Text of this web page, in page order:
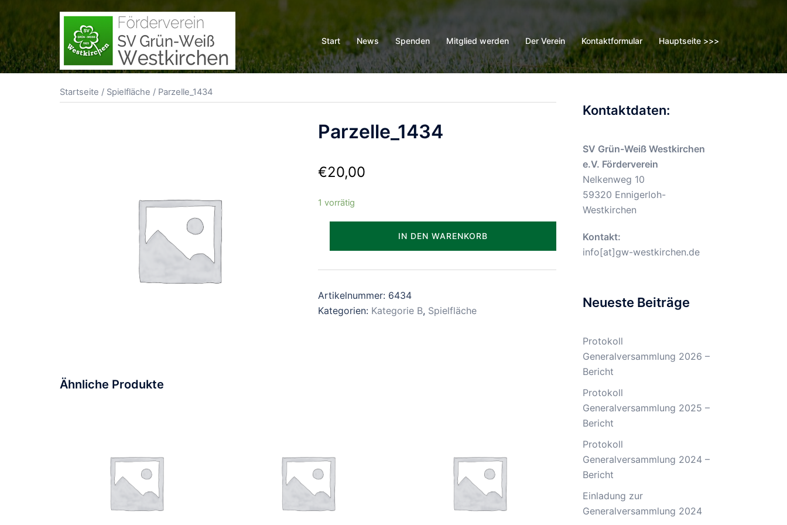
springen
Start News Spenden Mitglied werden Der Verein Kontaktformular Hauptseite >>>
Startseite / Spielfläche / Parzelle_1434
Parzelle_1434
€20,00
1 vorrätig
IN DEN WARENKORB
Artikelnummer: 6434
Kategorien: Kategorie B, Spielfläche
Ähnliche Produkte
Kontaktdaten:
SV Grün-Weiß Westkirchen
e.V. Förderverein
Nelkenweg 10
59320 Ennigerloh-
Westkirchen
Kontakt:
info[at]gw-westkirchen.de
Neueste Beiträge
Protokoll
Generalversammlung 2026 –
Bericht
Protokoll
Generalversammlung 2025 –
Bericht
Protokoll
Generalversammlung 2024 –
Bericht
Einladung zur
Generalversammlung 2024